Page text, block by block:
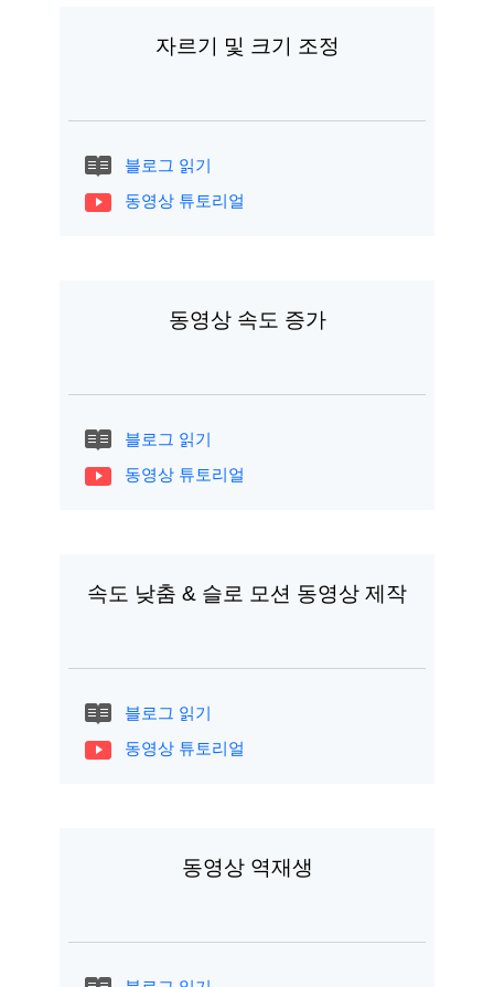
자르기 및 크기 조정
블로그 읽기
동영상 튜토리얼
동영상 속도 증가
블로그 읽기
동영상 튜토리얼
속도 낮춤 & 슬로 모션 동영상 제작
블로그 읽기
동영상 튜토리얼
동영상 역재생